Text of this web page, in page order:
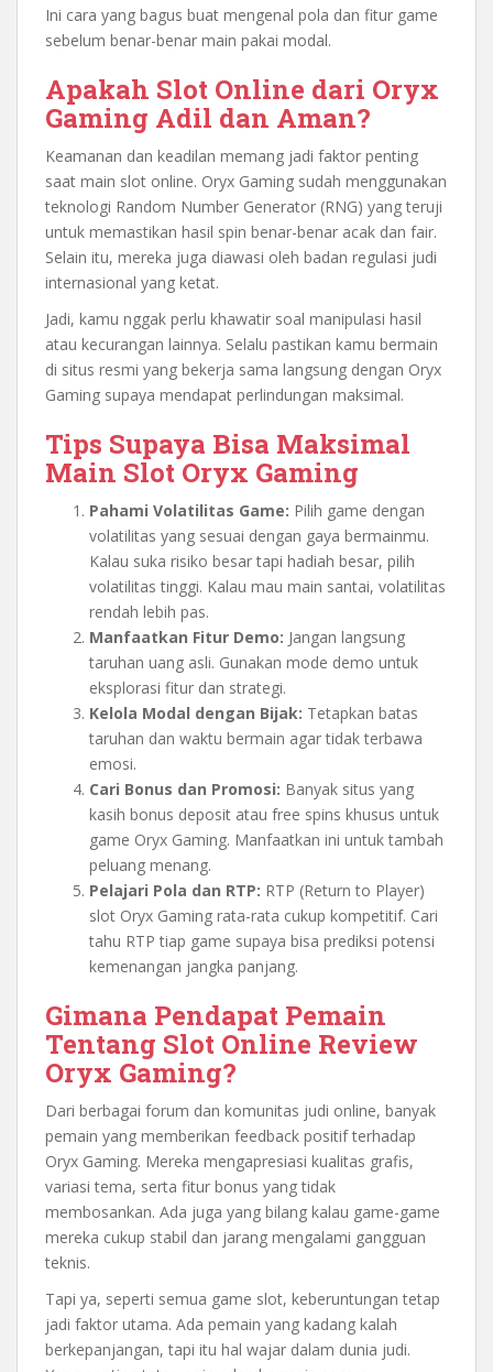
Ini cara yang bagus buat mengenal pola dan fitur game
sebelum benar-benar main pakai modal.
Apakah Slot Online dari Oryx
Gaming Adil dan Aman?
Keamanan dan keadilan memang jadi faktor penting
saat main slot online. Oryx Gaming sudah menggunakan
teknologi Random Number Generator (RNG) yang teruji
untuk memastikan hasil spin benar-benar acak dan fair.
Selain itu, mereka juga diawasi oleh badan regulasi judi
internasional yang ketat.
Jadi, kamu nggak perlu khawatir soal manipulasi hasil
atau kecurangan lainnya. Selalu pastikan kamu bermain
di situs resmi yang bekerja sama langsung dengan Oryx
Gaming supaya mendapat perlindungan maksimal.
Tips Supaya Bisa Maksimal
Main Slot Oryx Gaming
Pahami Volatilitas Game: Pilih game dengan
volatilitas yang sesuai dengan gaya bermainmu.
Kalau suka risiko besar tapi hadiah besar, pilih
volatilitas tinggi. Kalau mau main santai, volatilitas
rendah lebih pas.
Manfaatkan Fitur Demo: Jangan langsung
taruhan uang asli. Gunakan mode demo untuk
eksplorasi fitur dan strategi.
Kelola Modal dengan Bijak: Tetapkan batas
taruhan dan waktu bermain agar tidak terbawa
emosi.
Cari Bonus dan Promosi: Banyak situs yang
kasih bonus deposit atau free spins khusus untuk
game Oryx Gaming. Manfaatkan ini untuk tambah
peluang menang.
Pelajari Pola dan RTP: RTP (Return to Player)
slot Oryx Gaming rata-rata cukup kompetitif. Cari
tahu RTP tiap game supaya bisa prediksi potensi
kemenangan jangka panjang.
Gimana Pendapat Pemain
Tentang Slot Online Review
Oryx Gaming?
Dari berbagai forum dan komunitas judi online, banyak
pemain yang memberikan feedback positif terhadap
Oryx Gaming. Mereka mengapresiasi kualitas grafis,
variasi tema, serta fitur bonus yang tidak
membosankan. Ada juga yang bilang kalau game-game
mereka cukup stabil dan jarang mengalami gangguan
teknis.
Tapi ya, seperti semua game slot, keberuntungan tetap
jadi faktor utama. Ada pemain yang kadang kalah
berkepanjangan, tapi itu hal wajar dalam dunia judi.